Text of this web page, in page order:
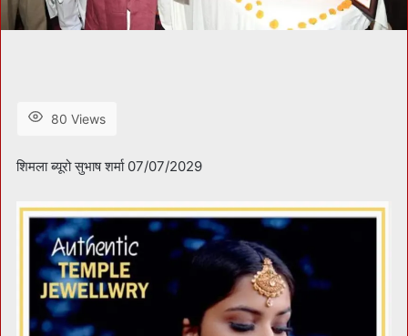
80 Views
शिमला ब्यूरो सुभाष शर्मा 07/07/2029